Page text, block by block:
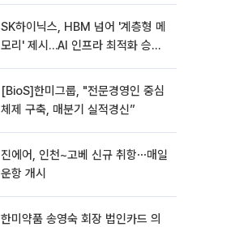
SK하이닉스, HBM 넘어 '계층형 메
모리' 제시…AI 인프라 최적화 승부
[BioS]한미그룹, "전문경영인 중심
체제 구축, 매분기 실적경신”
진에어, 인천~고베 신규 취항⋯매일
운항 개시
한미약품 송영숙 회장 법인카드 의